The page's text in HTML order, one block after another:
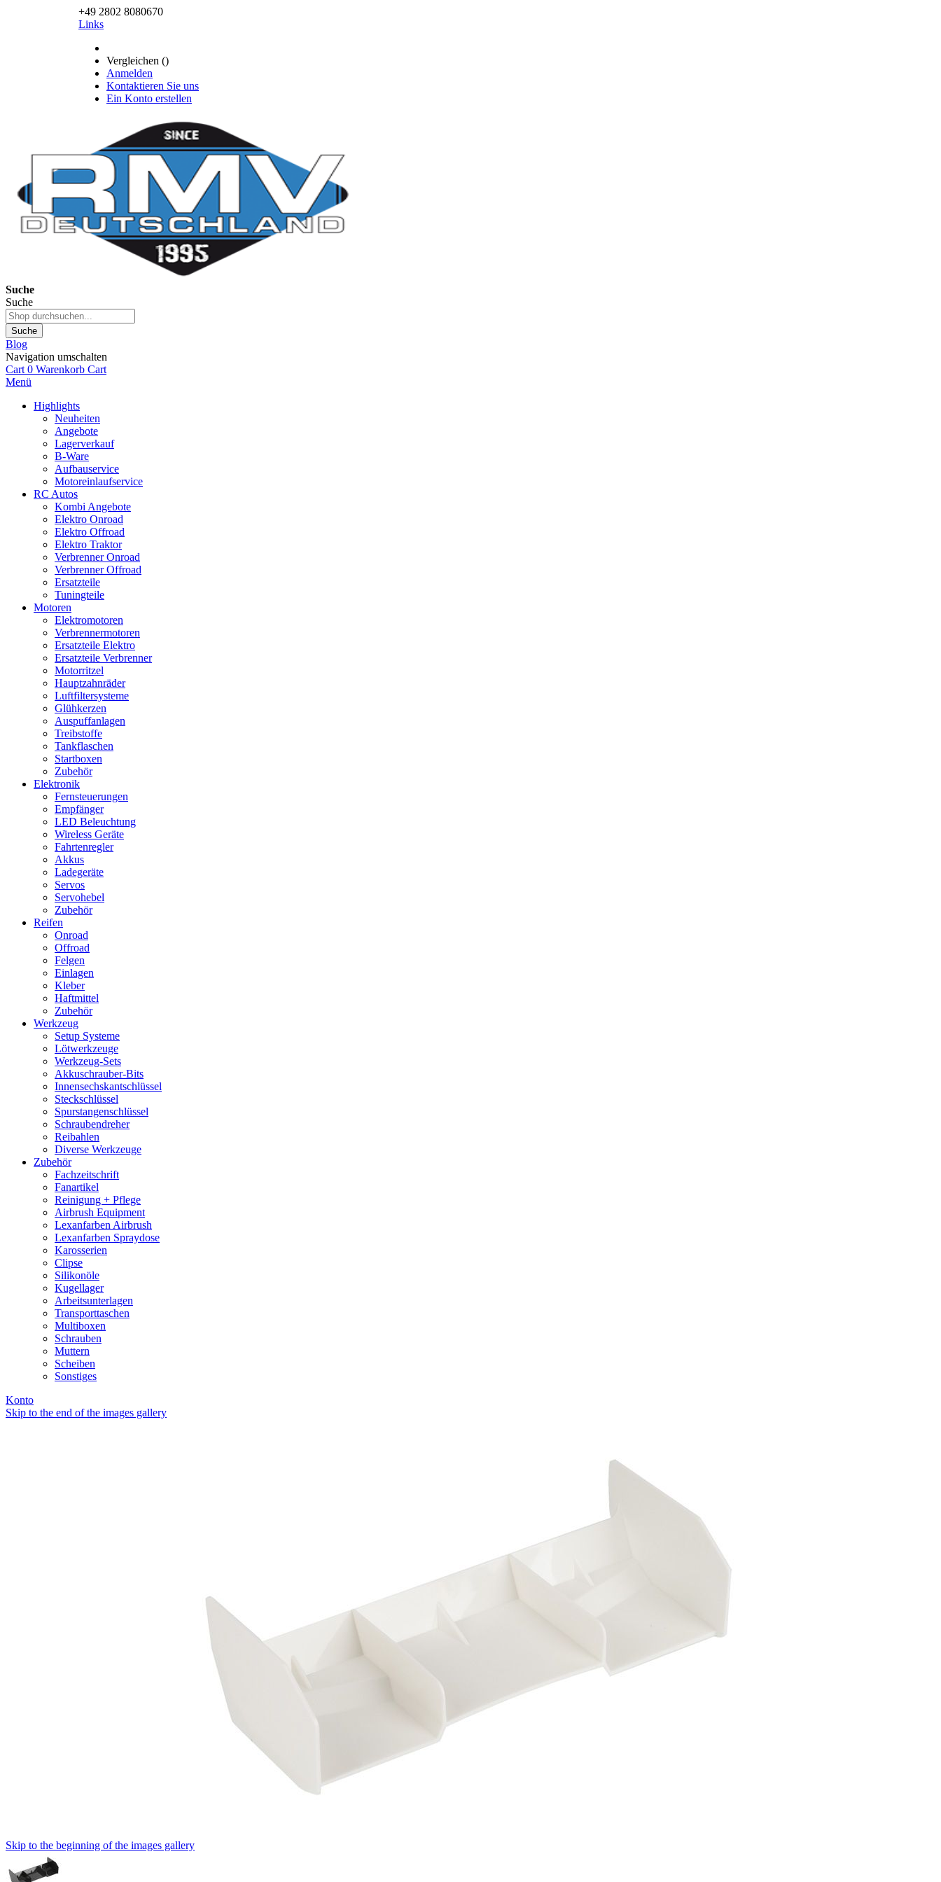
+49 2802 8080670
Links
Vergleichen ()
Anmelden
Kontaktieren Sie uns
Ein Konto erstellen
Suche
Suche
Suche
Blog
Navigation umschalten
Cart 0 Warenkorb Cart
Menü
Highlights
Neuheiten
Angebote
Lagerverkauf
B-Ware
Aufbauservice
Motoreinlaufservice
RC Autos
Kombi Angebote
Elektro Onroad
Elektro Offroad
Elektro Traktor
Verbrenner Onroad
Verbrenner Offroad
Ersatzteile
Tuningteile
Motoren
Elektromotoren
Verbrennermotoren
Ersatzteile Elektro
Ersatzteile Verbrenner
Motorritzel
Hauptzahnräder
Luftfiltersysteme
Glühkerzen
Auspuffanlagen
Treibstoffe
Tankflaschen
Startboxen
Zubehör
Elektronik
Fernsteuerungen
Empfänger
LED Beleuchtung
Wireless Geräte
Fahrtenregler
Akkus
Ladegeräte
Servos
Servohebel
Zubehör
Reifen
Onroad
Offroad
Felgen
Einlagen
Kleber
Haftmittel
Zubehör
Werkzeug
Setup Systeme
Lötwerkzeuge
Werkzeug-Sets
Akkuschrauber-Bits
Innensechskantschlüssel
Steckschlüssel
Spurstangenschlüssel
Schraubendreher
Reibahlen
Diverse Werkzeuge
Zubehör
Fachzeitschrift
Fanartikel
Reinigung + Pflege
Airbrush Equipment
Lexanfarben Airbrush
Lexanfarben Spraydose
Karosserien
Clipse
Silikonöle
Kugellager
Arbeitsunterlagen
Transporttaschen
Multiboxen
Schrauben
Muttern
Scheiben
Sonstiges
Konto
Skip to the end of the images gallery
Skip to the beginning of the images gallery